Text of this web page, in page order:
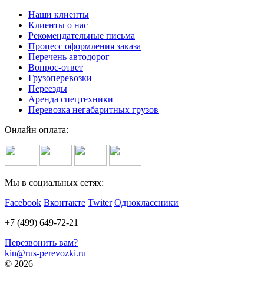
Наши клиенты
Клиенты о нас
Рекомендательные письма
Процесс оформления заказа
Перечень автодорог
Вопрос-ответ
Грузоперевозки
Переезды
Аренда спецтехники
Перевозка негабаритных грузов
Онлайн оплата:
Мы в социальных сетях:
Facebook Вконтакте Twiter Одноклассники
+7 (499) 649-72-21
Перезвонить вам?
kin@rus-perevozki.ru
© 2026